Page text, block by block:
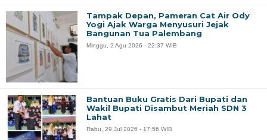
Tampak Depan, Pameran Cat Air Ody
Yogi Ajak Warga Menyusuri Jejak
Bangunan Tua Palembang
Minggu, 2 Agu 2026 - 22:37 WIB
Bantuan Buku Gratis Dari Bupati dan
Wakil Bupati Disambut Meriah SDN 3
Lahat
Rabu, 29 Jul 2026 - 17:56 WIB